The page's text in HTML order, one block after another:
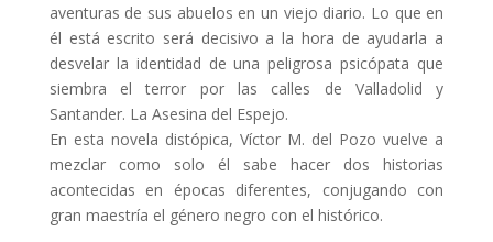
aventuras de sus abuelos en un viejo diario. Lo que en
él está escrito será decisivo a la hora de ayudarla a
desvelar la identidad de una peligrosa psicópata que
siembra el terror por las calles de Valladolid y
Santander. La Asesina del Espejo.
En esta novela distópica, Víctor M. del Pozo vuelve a
mezclar como solo él sabe hacer dos historias
acontecidas en épocas diferentes, conjugando con
gran maestría el género negro con el histórico.